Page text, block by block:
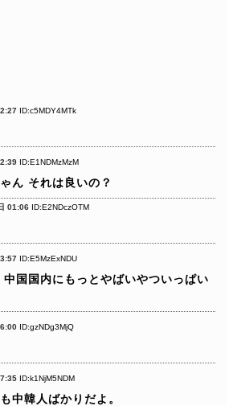
ID:c5MDY4MTk
ID:E1NDMzMzM
ん それは良いの？
01:06 ID:E2NDczOTM
ID:E5MzExNDU
中国国内にもっとやばいやついっぱい
ID:gzNDg3MjQ
ID:k1NjM5NDM
中韓人ばかりだよ。